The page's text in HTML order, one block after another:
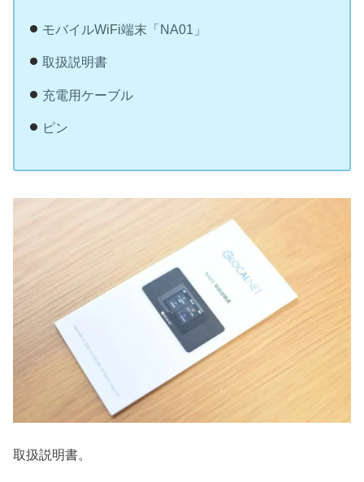
モバイルWiFi端末「NA01」
取扱説明書
充電用ケーブル
ピン
取扱説明書。